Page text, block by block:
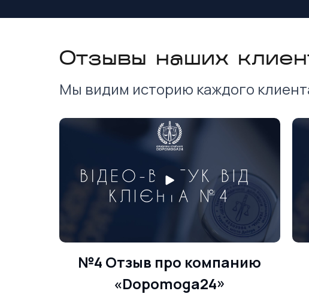
Отзывы наших
Мы видим историю каждого
№4 Отзыв про компанию
«Dopomoga24»